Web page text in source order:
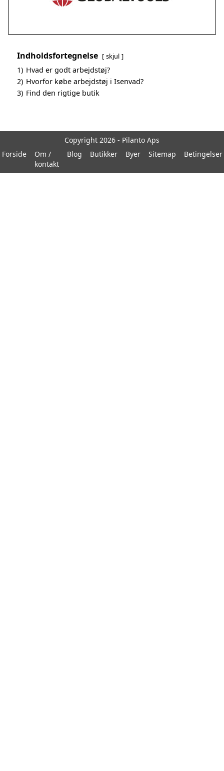
Indholdsfortegnelse skjul
1) Hvad er godt arbejdstøj?
2) Hvorfor købe arbejdstøj i Isenvad?
3) Find den rigtige butik
Copyright 2026 - Pilanto Aps
Forside
Om /
kontakt
Blog Butikker Byer Sitemap Betingelser